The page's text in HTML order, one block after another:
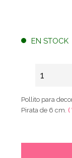
EN STOCK
Pollito para
Pirata de 6 cm.(